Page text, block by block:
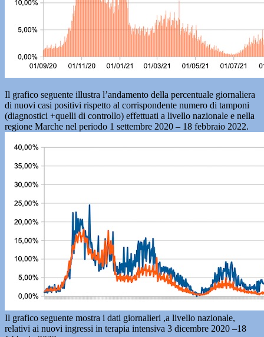
Il grafico seguente illustra l’andamento della percentuale giornaliera
di nuovi casi positivi rispetto al corrispondente numero di tamponi
(diagnostici +quelli di controllo) effettuati a livello nazionale e nella
regione Marche nel periodo 1 settembre 2020 – 18 febbraio 2022.
Il grafico seguente mostra i dati giornalieri ,a livello nazionale,
relativi ai nuovi ingressi in terapia intensiva 3 dicembre 2020 –18